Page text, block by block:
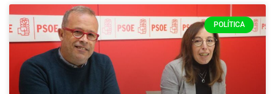
POLÍTICA